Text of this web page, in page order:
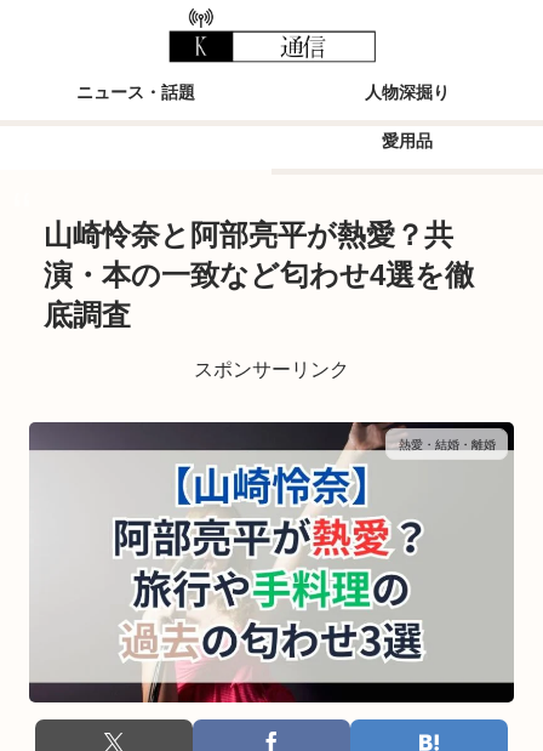
ニュース・話題 人物深掘り
愛用品
山崎怜奈と阿部亮平が熱愛？共
演・本の一致など匂わせ4選を徹
底調査
スポンサーリンク
熱愛・結婚・離婚